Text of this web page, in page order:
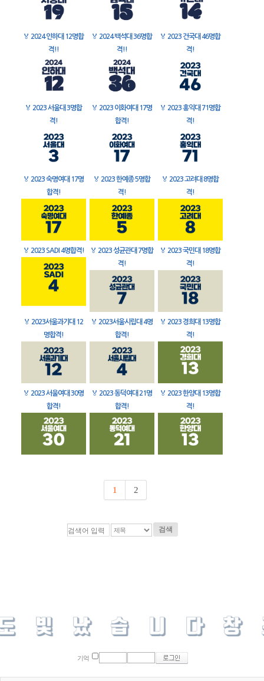
🏅 2024 인하대 12명합
격!!
🏅 2024 백석대 36명합
격!!
🏅 2023 건국대 46명합
격!
🏅 2023 서울대 3명합
격!
🏅 2023 이화여대 17명
합격!
🏅 2023 홍익대 71명합
격!
🏅 2023 숙명여대 17명
합격!
🏅 2023 한예종 5명합
격!
🏅 2023 고려대 8명합
격!
🏅 2023 SADI 4명합격! 🏅 2023 성균관대 7명합
격!
🏅 2023 국민대 18명합
격!
🏅 2023서울과기대 12
명합격!
🏅 2023서울시립대 4명
합격!
🏅 2023 경희대 13명합
격!
🏅 2023 서울여대 30명
합격!
🏅 2023 동덕여대 21명
합격!
🏅 2023 한양대 13명합
격!
1 2
검색
기억